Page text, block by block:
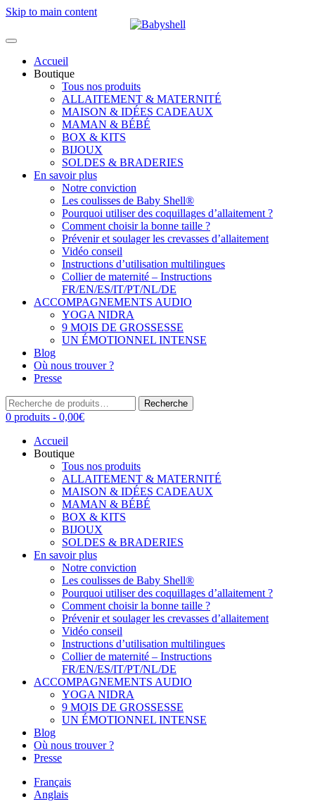
Skip to main content
Accueil
Boutique
Tous nos produits
ALLAITEMENT & MATERNITÉ
MAISON & IDÉES CADEAUX
MAMAN & BÉBÉ
BOX & KITS
BIJOUX
SOLDES & BRADERIES
En savoir plus
Notre conviction
Les coulisses de Baby Shell®
Pourquoi utiliser des coquillages d’allaitement ?
Comment choisir la bonne taille ?
Prévenir et soulager les crevasses d’allaitement
Vidéo conseil
Instructions d’utilisation multilingues
Collier de maternité – Instructions
FR/EN/ES/IT/PT/NL/DE
ACCOMPAGNEMENTS AUDIO
YOGA NIDRA
9 MOIS DE GROSSESSE
UN ÉMOTIONNEL INTENSE
Blog
Où nous trouver ?
Presse
Recherche
pour :
Recherche
0 produits - 0,00€
Accueil
Boutique
Tous nos produits
ALLAITEMENT & MATERNITÉ
MAISON & IDÉES CADEAUX
MAMAN & BÉBÉ
BOX & KITS
BIJOUX
SOLDES & BRADERIES
En savoir plus
Notre conviction
Les coulisses de Baby Shell®
Pourquoi utiliser des coquillages d’allaitement ?
Comment choisir la bonne taille ?
Prévenir et soulager les crevasses d’allaitement
Vidéo conseil
Instructions d’utilisation multilingues
Collier de maternité – Instructions
FR/EN/ES/IT/PT/NL/DE
ACCOMPAGNEMENTS AUDIO
YOGA NIDRA
9 MOIS DE GROSSESSE
UN ÉMOTIONNEL INTENSE
Blog
Où nous trouver ?
Presse
Français
Anglais